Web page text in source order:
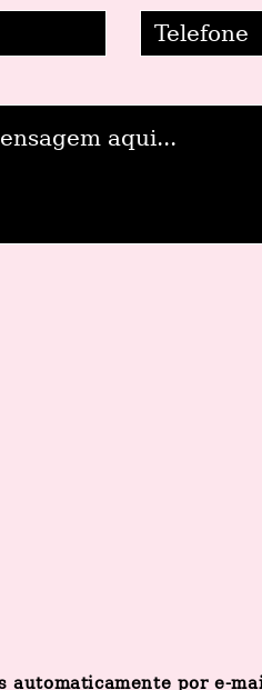
por e-